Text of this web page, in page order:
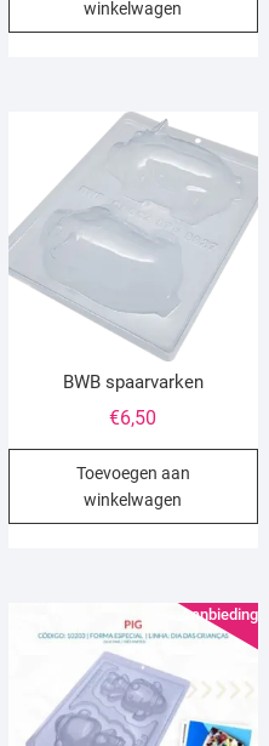
winkelwagen
BWB spaarvarken
€6,50
Toevoegen aan
winkelwagen
Aanbieding!